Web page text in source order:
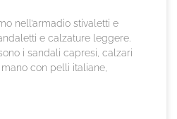
nell’armadio stivaletti e
e calzature leggere.
i sandali capresi, calzari
con pelli italiane,